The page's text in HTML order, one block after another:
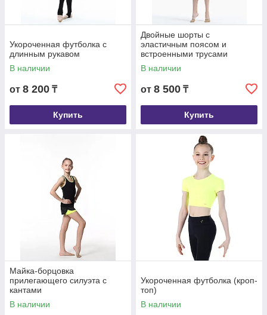
Укороченная футболка с
длинным рукавом
В наличии
от 8 200 ₸
Купить
Двойные шорты с
эластичным поясом и
встроенными трусами
В наличии
от 8 500 ₸
Купить
Майка-борцовка
прилегающего силуэта с
кантами
В наличии
Укороченная футболка (кроп-
топ)
В наличии